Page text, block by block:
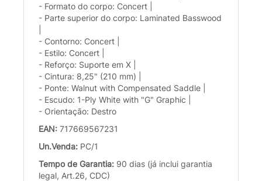
- Formato do corpo: Concert |
- Parte superior do corpo: Laminated Basswood
- Contorno: Concert |
- Estilo: Concert |
- Reforço: Suporte em X |
- Cintura: 8,25" (210 mm) |
- Ponte: Walnut with Compensated Saddle |
- Escudo: 1-Ply White with "G" Graphic |
- Orientação: Destro
EAN: 717669567231
Un.Venda: PC/1
Tempo de Garantia: 90 dias (já inclui garantia
legal, Art.26, CDC)